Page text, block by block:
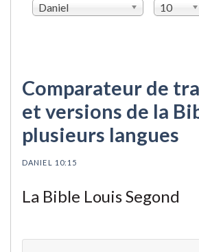
Daniel 10
Comparateur de
et versions de la
plusieurs langues
DANIEL 10:15
La Bible Louis Segond